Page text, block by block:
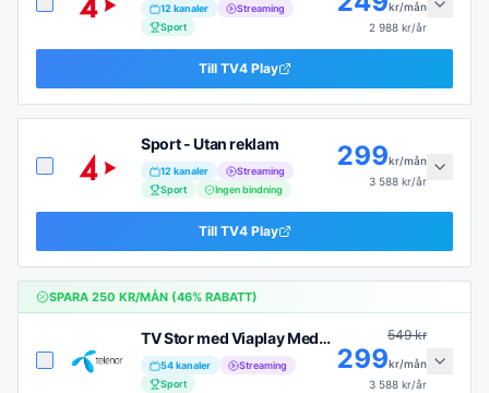
12 kanaler
Streaming
Sport
kr/mån
2 988 kr/år
Till TV4 Play
Sport - Utan reklam
12 kanaler
Streaming
Sport
Ingen bindning
299kr/mån
3 588 kr/år
Till TV4 Play
SPARA 250 KR/MÅN (46% RABATT)
TV Stor med Viaplay Medium
54kanaler
Streaming
Sport
549kr
299kr/mån
3 588 kr/år